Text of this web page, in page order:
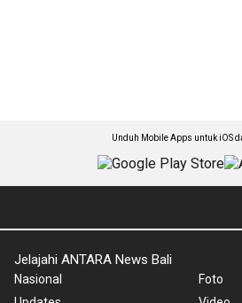
Unduh Mobile Apps untuk iOS
Jelajahi ANTARA News Bali
Nasional
Foto